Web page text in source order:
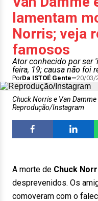
lamentam
Norris; veja
famosos
Ator conhecido por ser
feira, 19; causa não foi
PorDa ISTOÉ Gente 20/03/
Chuck Norris e Van
Reprodução/Instagram
A morte de Chuck
desprevenidos. Os
comoveram com o